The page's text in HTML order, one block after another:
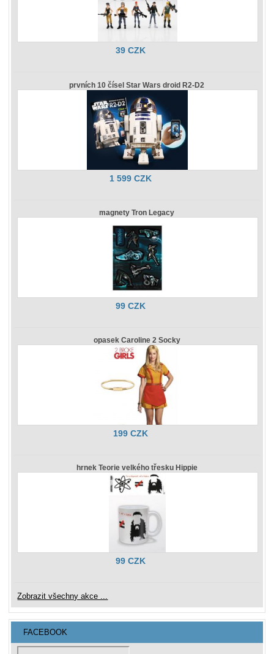
39 CZK
prvních 10 čísel Star Wars droid R2-D2
1 599 CZK
magnety Tron Legacy
99 CZK
opasek Caroline 2 Socky
199 CZK
hrnek Teorie velkého třesku Hippie
99 CZK
Zobrazit všechny akce ...
FACEBOOK